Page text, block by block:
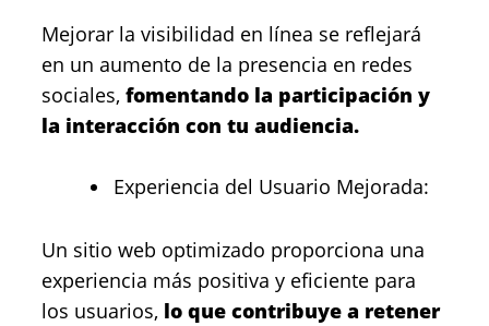
Mejorar la visibilidad en línea se reflejará
en un aumento de la presencia en redes
sociales, fomentando la participación y
la interacción con tu audiencia.
Experiencia del Usuario Mejorada:
Un sitio web optimizado proporciona una
experiencia más positiva y eficiente para
los usuarios, lo que contribuye a retener